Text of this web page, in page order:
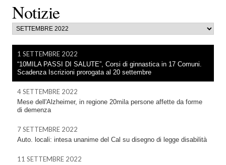
Notizie
1 SETTEMBRE 2022
“10MILA PASSI DI SALUTE”, Corsi di ginnastica in 17 Comuni.
Scadenza Iscrizioni prorogata al 20 settembre
4 SETTEMBRE 2022
Mese dell'Alzheimer, in regione 20mila persone affette da forme
di demenza
7 SETTEMBRE 2022
Auto. locali: intesa unanime del Cal su disegno di legge disabilità
11 SETTEMBRE 2022